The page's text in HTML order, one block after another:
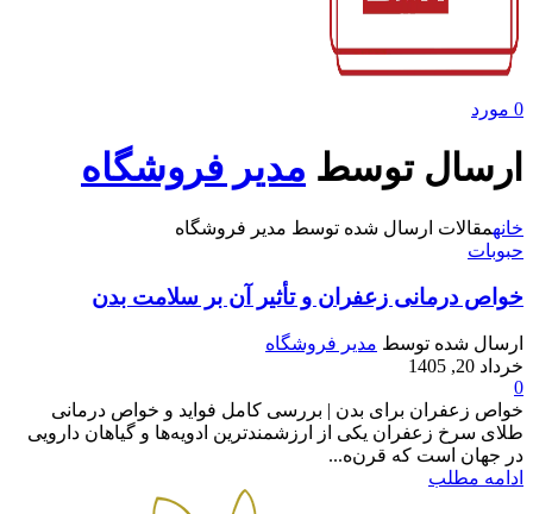
0 مورد
ارسال توسط مدیر فروشگاه
خانهمقالات ارسال شده توسط مدیر فروشگاه
حبوبات
خواص درمانی زعفران و تأثیر آن بر سلامت بدن
ارسال شده توسط مدیر فروشگاه
خرداد 20, 1405
0
خواص زعفران برای بدن | بررسی کامل فواید و خواص درمانی
طلای سرخ زعفران یکی از ارزشمندترین ادویه‌ها و گیاهان دارویی
در جهان است که قرن‌ه...
ادامه مطلب